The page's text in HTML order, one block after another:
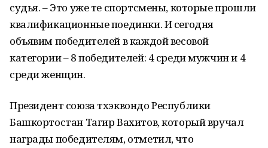
судья. – Это уже те спортсмены, которые прошли
квалификационные поединки. И сегодня
объявим победителей в каждой весовой
категории – 8 победителей: 4 среди мужчин и 4
среди женщин.
Президент союза тхэквондо Республики
Башкортостан Тагир Вахитов, который вручал
награды победителям, отметил, что